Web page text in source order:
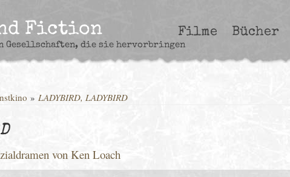
Fiction
Gesellschaften, die sie hervorbringen
Filme Bücher
» LADYBIRD, LADYBIRD
von Ken Loach